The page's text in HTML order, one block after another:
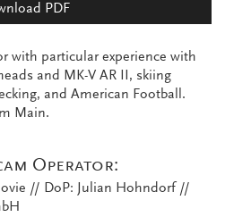
PDF
with particular experience with
and MK-V AR II, skiing
and American Football.
Main.
Operator:
// DoP: Julian Hohndorf //